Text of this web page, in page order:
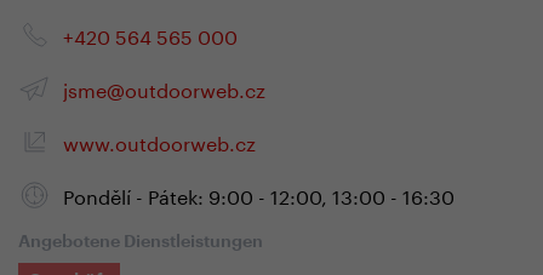
+420 564 565 000
jsme@outdoorweb.cz
www.outdoorweb.cz
Pondělí - Pátek: 9:00 - 12:00, 13:00 - 16:30
Angebotene Dienstleistungen